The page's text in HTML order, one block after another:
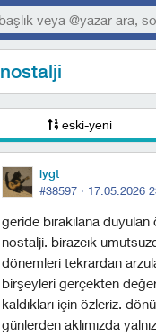
nostalji
eski-yeni
lygt
#38597 · 17.05.2026
geride bırakılana
nostalji. birazcık
dönemleri tekrardan
birşeyleri gerçekten
kaldıkları için özleriz.
günlerden aklımızda